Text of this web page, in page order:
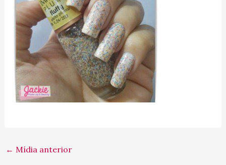
← Mídia anterior